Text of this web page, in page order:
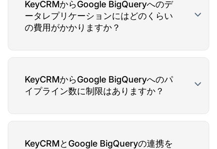
KeyCRMからGoogle BigQueryへのデ
ータレプリケーションにはどのくらい
の費用がかかりますか？
KeyCRMからGoogle BigQueryへのパ
イプライン数に制限はありますか？
KeyCRMとGoogle BigQueryの連携を